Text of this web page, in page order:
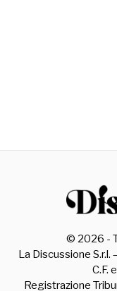
© 2026 -
La Discussione
C.F.
Registrazione